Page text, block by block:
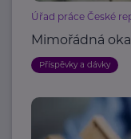
Úřad práce České
Mimořádná
Příspěvky a dávky